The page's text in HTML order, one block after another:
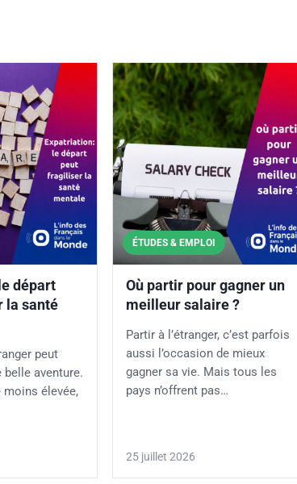
départ
la santé
peut
belle aventure.
moins élevée,
ÉTUDES & EMPLOI
Où partir pour gagner un
meilleur salaire ?
Partir à l’étranger, c’est parfois
aussi l’occasion de mieux
gagner sa vie. Mais tous les
pays n’offrent pas…
25 juillet 2026